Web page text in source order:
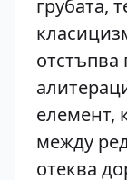
грубата,
отстъпва
елемент,
между
отеква